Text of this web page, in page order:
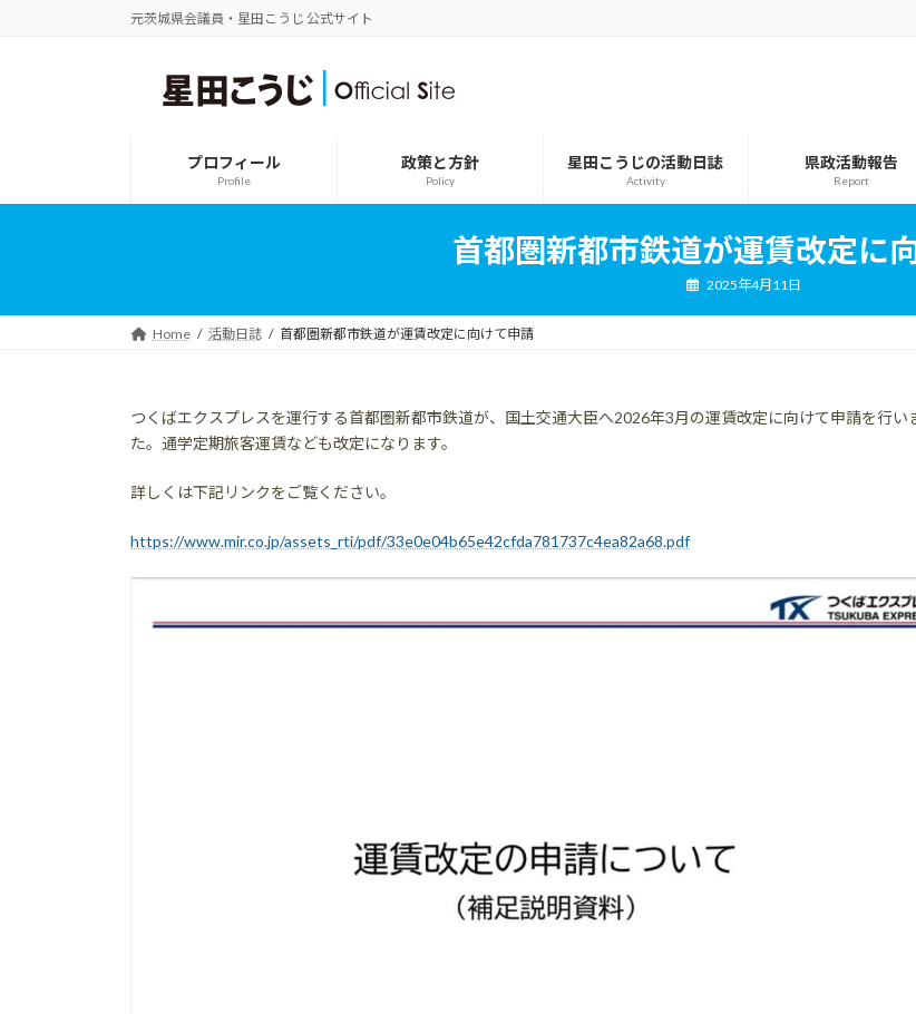
元茨城県会議員・星田こうじ 公式サイト
プロフィール
Profile
政策と方針
Policy
星田こうじの活動日誌
Activity
県政活動報告
Report
首都圏新都市鉄道が運賃改定に
2025年4月11日
Home 活動日誌 首都圏新都市鉄道が運賃改定に向けて申請
つくばエクスプレスを運行する首都圏新都市鉄道が、国土交通大臣へ2026年3月の運賃改定に向けて申請を行い
た。通学定期旅客運賃なども改定になります。
詳しくは下記リンクをご覧ください。
https://www.mir.co.jp/assets_rti/pdf/33e0e04b65e42cfda781737c4ea82a68.pdf